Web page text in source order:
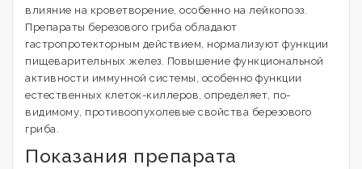
влияние на кроветворение, особенно на лейкопоэз.
Препараты березового гриба обладают
гастропротекторным действием, нормализуют функции
пищеварительных желез. Повышение функциональной
активности иммунной системы, особенно функции
естественных клеток-киллеров, определяет, по-
видимому, противоопухолевые свойства березового
гриба.
Показания препарата